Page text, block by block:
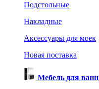
Подстольные
Накладные
Аксессуары для моек
Новая поставка
Мебель для ванн